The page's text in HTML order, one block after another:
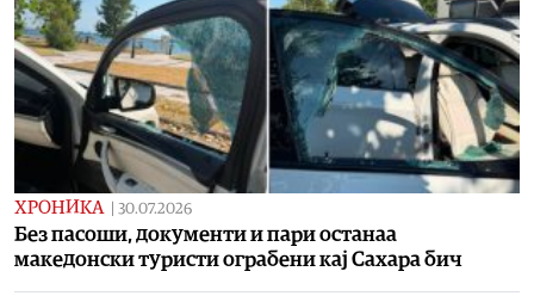
ХРОНИКА 30.07.2026
Без пасоши, документи и пари останаа
македонски туристи ограбени кај Сахара бич